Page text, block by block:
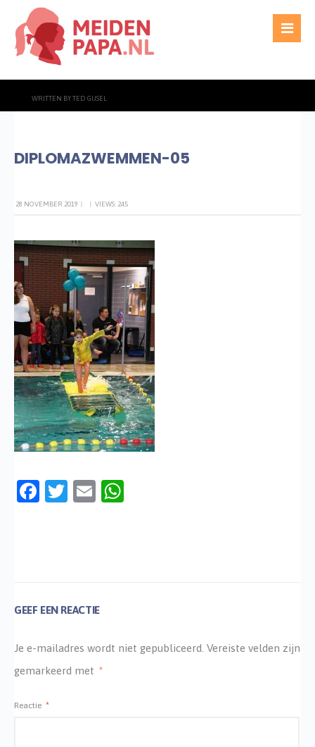
WRITTEN BYTED GIJSEL
DIPLOMAZWEMMEN-05
28 NOVEMBER 2019 | | VIEWS: 245
Facebook
Twitter
Email
GEEF EEN REACTIE
Je e-mailadres wordt niet gepubliceerd. Vereiste velden zijn
gemarkeerd met *
Reactie *